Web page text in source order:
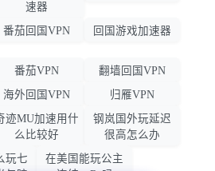
速器
番茄回国VPN 回国游戏加速器
番茄VPN
翻墙回国VPN
海外回国VPN
归雁VPN
迹MU加速用什
么比较好
钢岚国外玩延迟
很高怎么办
玩七
在美国能玩公主